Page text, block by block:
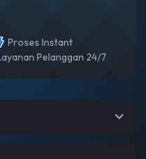
Proses Instant
Pelanggan 24/7